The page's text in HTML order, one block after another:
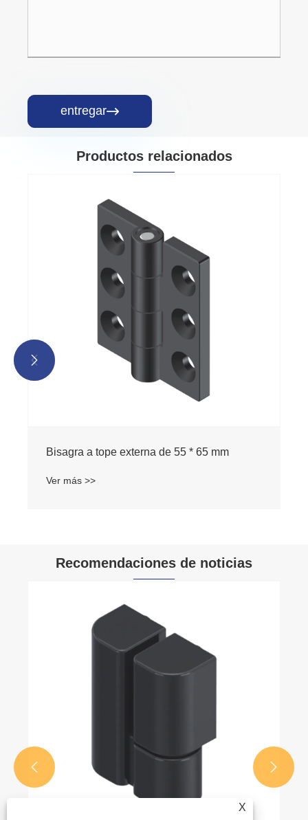
entregar
Productos relacionados
Bisagra a tope externa de 55 * 65 mm
Ver más >>


Recomendaciones de noticias
 
X